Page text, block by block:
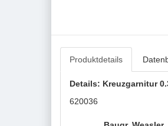
Produktdetails
Details: Kreuzgarnitur
620036